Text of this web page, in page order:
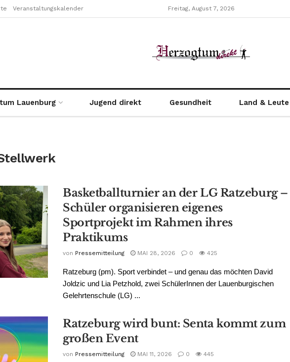
Veranstaltungskalender Freitag, August 7, 2026
Lauenburg Jugend direkt Gesundheit Land & Leute
Basketballturnier an der LG Ratzeburg –
Schüler organisieren eigenes
Sportprojekt im Rahmen ihres
Praktikums
von Pressemitteilung MAI 28, 2026 0 425
Ratzeburg (pm). Sport verbindet – und genau das möchten David
Joldzic und Lia Petzhold, zwei SchülerInnen der Lauenburgischen
Gelehrtenschule (LG) ...
Ratzeburg wird bunt: Senta kommt zum
großen Event
von Pressemitteilung MAI 11, 2026 0 445